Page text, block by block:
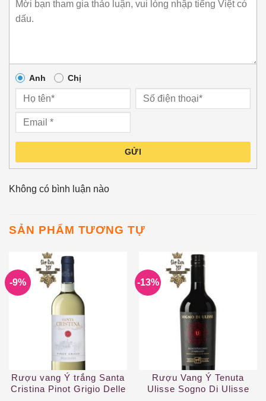
Anh Chị
GỬI
Không có bình luận nào
SẢN PHẨM TƯƠNG TỰ
-9%
Rượu vang Ý trắng Santa
Cristina Pinot Grigio Delle
-13%
Rượu Vang Ý Tenuta
Ulisse Sogno Di Ulisse